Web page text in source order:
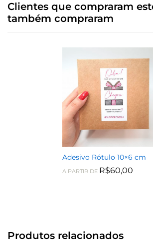
Clientes que compraram
também compraram
Adesivo Rótulo 10×6 cm
A PARTIR DE R$60,00
Produtos relacionados